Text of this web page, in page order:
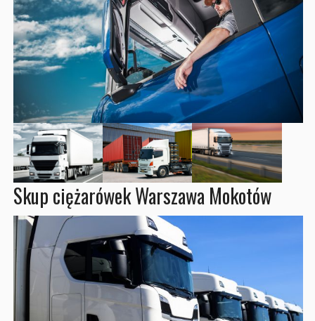
Skup ciężarówek Warszawa Mokotów